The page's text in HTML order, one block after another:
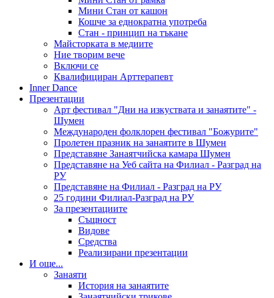
Мини Стан от кашон
Кошче за еднократна употреба
Стан - принцип на тъкане
Майсторката в медиите
Ние творим вече
Включи се
Квалифициран Арттерапевт
Inner Dance
Презентации
Арт фестивал "Дни на изкуствата и занаятите" -
Шумен
Международен фолклорен фестивал "Божурите"
Пролетен празник на занаятите в Шумен
Представяне Занаятчийска камара Шумен
Представяне на Уеб сайта на Филиал - Разград на
РУ
Представяне на Филиал - Разград на РУ
25 години Филиал-Разград на РУ
За презентациите
Същност
Видове
Средства
Реализирани презентации
И още...
Занаяти
История на занаятите